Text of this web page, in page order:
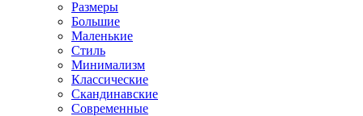
Размеры
Большие
Маленькие
Стиль
Минимализм
Классические
Скандинавские
Современные